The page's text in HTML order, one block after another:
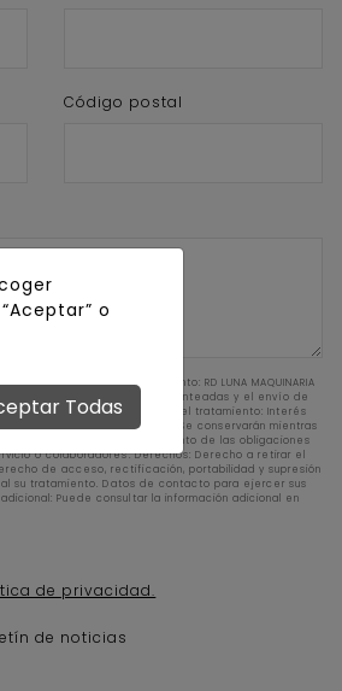
Código postal
DATOS: Responsable del tratamiento: RD LUNA MAQUINARIA
Gestionar las consultas planteadas y el envío de
y promociones. Legitimación del tratamiento: Interés
Conservación de los datos: Se conservarán mientras
necesario para el cumplimiento de las obligaciones
o colaboradores. Derechos: Derecho a retirar el
de acceso, rectificación, portabilidad y supresión
su tratamiento. Datos de contacto para ejercer sus
Puede consultar la información adicional en
de privacidad.
de noticias
o
Todas